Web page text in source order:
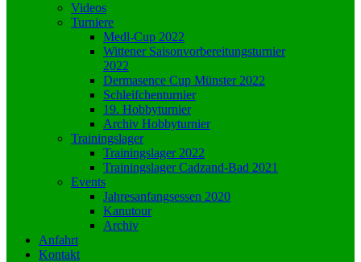
Videos
Turniere
Medl-Cup 2022
Wittener Saisonvorbereitungsturnier
2022
Dermasence Cup Münster 2022
Schleifchenturnier
19. Hobbyturnier
Archiv Hobbyturnier
Trainingslager
Trainingslager 2022
Trainingslager Cadzand-Bad 2021
Events
Jahresanfangsessen 2020
Kanutour
Archiv
Anfahrt
Kontakt